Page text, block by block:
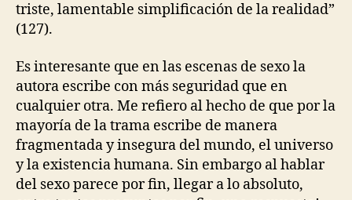
triste, lamentable simplificación de la realidad”
(127).
Es interesante que en las escenas de sexo la
autora escribe con más seguridad que en
cualquier otra. Me refiero al hecho de que por la
mayoría de la trama escribe de manera
fragmentada y insegura del mundo, el universo
y la existencia humana. Sin embargo al hablar
del sexo parece por fin, llegar a lo absoluto,